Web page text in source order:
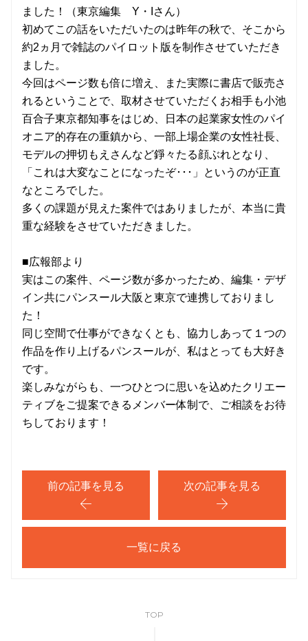
ました！（東京編集 Y・Iさん）
初めてこの話をいただいたのは昨年の秋で、そこから
約2ヵ月で雑誌のパイロット版を制作させていただき
ました。
今回はページ数も倍に増え、また実際に書店で販売さ
れるということで、取材させていただくお相手も小池
百合子東京都知事をはじめ、日本の起業家女性のパイ
オニア的存在の重鎮から、一部上場企業の女性社長、
モデルの押切もえさんなど錚々たる顔ぶれとなり、
「これは大変なことになったぞ･･･」というのが正直
なところでした。
多くの課題が見えた案件ではありましたが、本当に貴
重な経験をさせていただきました。
■広報部より
実はこの案件、ページ数が多かったため、編集・デザ
イン共にパンスール大阪と東京で連携しておりまし
た！
同じ空間で仕事ができなくとも、協力しあって１つの
作品を作り上げるパンスールが、私はとっても大好き
です。
楽しみながらも、一つひとつに思いを込めたクリエー
ティブをご提案できるメンバー体制で、ご相談をお待
ちしております！
前の記事を見る
一覧に戻る
次の記事を見る
TOP